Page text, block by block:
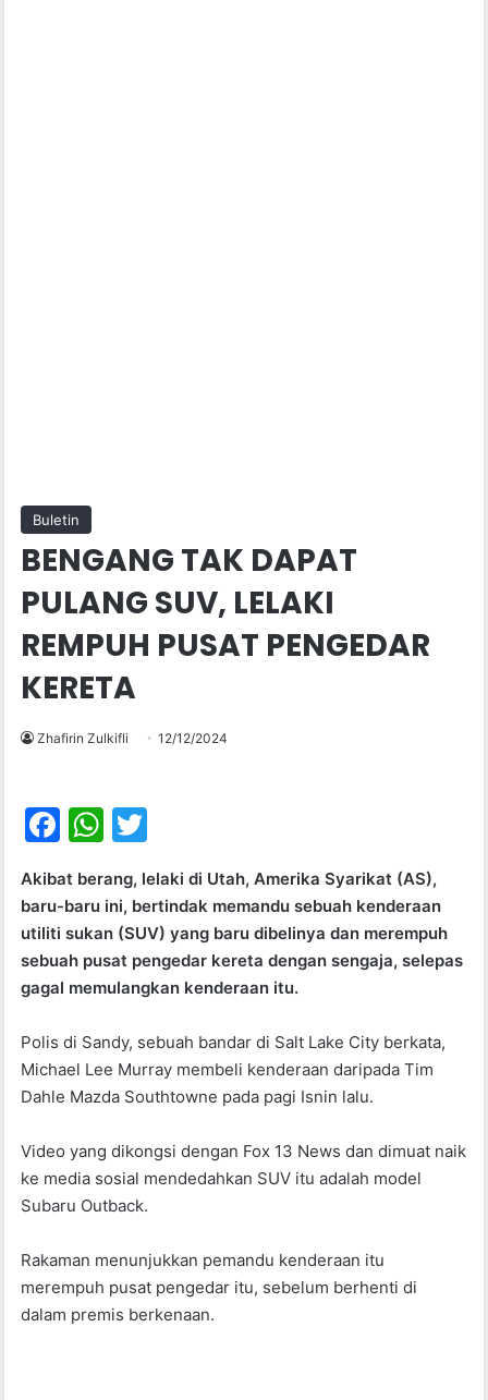
Buletin
BENGANG TAK DAPAT
PULANG SUV, LELAKI
REMPUH PUSAT PENGEDAR
KERETA
Zhafirin Zulkifli 12/12/2024
F
c
e
b
o
o
k
W
at
s
A
p
p
itt
er
Akibat berang, lelaki di Utah, Amerika Syarikat (AS),
baru-baru ini, bertindak memandu sebuah kenderaan
utiliti sukan (SUV) yang baru dibelinya dan merempuh
sebuah pusat pengedar kereta dengan sengaja, selepas
gagal memulangkan kenderaan itu.
Polis di Sandy, sebuah bandar di Salt Lake City berkata,
Michael Lee Murray membeli kenderaan daripada Tim
Dahle Mazda Southtowne pada pagi Isnin lalu.
Video yang dikongsi dengan Fox 13 News dan dimuat naik
ke media sosial mendedahkan SUV itu adalah model
Subaru Outback.
Rakaman menunjukkan pemandu kenderaan itu
merempuh pusat pengedar itu, sebelum berhenti di
dalam premis berkenaan.